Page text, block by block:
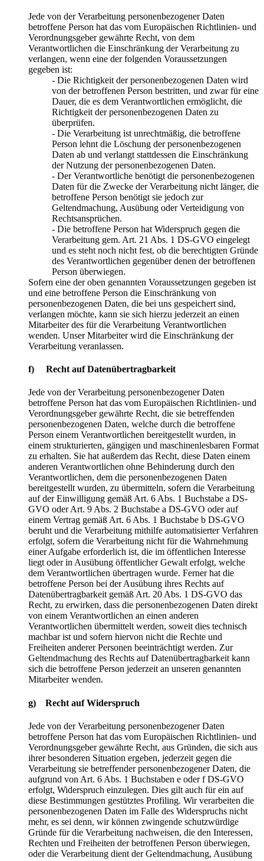
Jede von der Verarbeitung personenbezogener Daten
betroffene Person hat das vom Europäischen Richtlinien- und
Verordnungsgeber gewährte Recht, von dem
Verantwortlichen die Einschränkung der Verarbeitung zu
verlangen, wenn eine der folgenden Voraussetzungen
gegeben ist:
- Die Richtigkeit der personenbezogenen Daten wird
von der betroffenen Person bestritten, und zwar für eine
Dauer, die es dem Verantwortlichen ermöglicht, die
Richtigkeit der personenbezogenen Daten zu
überprüfen.
- Die Verarbeitung ist unrechtmäßig, die betroffene
Person lehnt die Löschung der personenbezogenen
Daten ab und verlangt stattdessen die Einschränkung
der Nutzung der personenbezogenen Daten.
- Der Verantwortliche benötigt die personenbezogenen
Daten für die Zwecke der Verarbeitung nicht länger, die
betroffene Person benötigt sie jedoch zur
Geltendmachung, Ausübung oder Verteidigung von
Rechtsansprüchen.
- Die betroffene Person hat Widerspruch gegen die
Verarbeitung gem. Art. 21 Abs. 1 DS-GVO eingelegt
und es steht noch nicht fest, ob die berechtigten Gründe
des Verantwortlichen gegenüber denen der betroffenen
Person überwiegen.
Sofern eine der oben genannten Voraussetzungen gegeben ist
und eine betroffene Person die Einschränkung von
personenbezogenen Daten, die bei uns gespeichert sind,
verlangen möchte, kann sie sich hierzu jederzeit an einen
Mitarbeiter des für die Verarbeitung Verantwortlichen
wenden. Unser Mitarbeiter wird die Einschränkung der
Verarbeitung veranlassen.
f) Recht auf Datenübertragbarkeit
Jede von der Verarbeitung personenbezogener Daten
betroffene Person hat das vom Europäischen Richtlinien- und
Verordnungsgeber gewährte Recht, die sie betreffenden
personenbezogenen Daten, welche durch die betroffene
Person einem Verantwortlichen bereitgestellt wurden, in
einem strukturierten, gängigen und maschinenlesbaren Format
zu erhalten. Sie hat außerdem das Recht, diese Daten einem
anderen Verantwortlichen ohne Behinderung durch den
Verantwortlichen, dem die personenbezogenen Daten
bereitgestellt wurden, zu übermitteln, sofern die Verarbeitung
auf der Einwilligung gemäß Art. 6 Abs. 1 Buchstabe a DS-
GVO oder Art. 9 Abs. 2 Buchstabe a DS-GVO oder auf
einem Vertrag gemäß Art. 6 Abs. 1 Buchstabe b DS-GVO
beruht und die Verarbeitung mithilfe automatisierter Verfahren
erfolgt, sofern die Verarbeitung nicht für die Wahrnehmung
einer Aufgabe erforderlich ist, die im öffentlichen Interesse
liegt oder in Ausübung öffentlicher Gewalt erfolgt, welche
dem Verantwortlichen übertragen wurde. Ferner hat die
betroffene Person bei der Ausübung ihres Rechts auf
Datenübertragbarkeit gemäß Art. 20 Abs. 1 DS-GVO das
Recht, zu erwirken, dass die personenbezogenen Daten direkt
von einem Verantwortlichen an einen anderen
Verantwortlichen übermittelt werden, soweit dies technisch
machbar ist und sofern hiervon nicht die Rechte und
Freiheiten anderer Personen beeinträchtigt werden. Zur
Geltendmachung des Rechts auf Datenübertragbarkeit kann
sich die betroffene Person jederzeit an unseren genannten
Mitarbeiter wenden.
g) Recht auf Widerspruch
Jede von der Verarbeitung personenbezogener Daten
betroffene Person hat das vom Europäischen Richtlinien- und
Verordnungsgeber gewährte Recht, aus Gründen, die sich aus
ihrer besonderen Situation ergeben, jederzeit gegen die
Verarbeitung sie betreffender personenbezogener Daten, die
aufgrund von Art. 6 Abs. 1 Buchstaben e oder f DS-GVO
erfolgt, Widerspruch einzulegen. Dies gilt auch für ein auf
diese Bestimmungen gestütztes Profiling. Wir verarbeiten die
personenbezogenen Daten im Falle des Widerspruchs nicht
mehr, es sei denn, wir können zwingende schutzwürdige
Gründe für die Verarbeitung nachweisen, die den Interessen,
Rechten und Freiheiten der betroffenen Person überwiegen,
oder die Verarbeitung dient der Geltendmachung, Ausübung